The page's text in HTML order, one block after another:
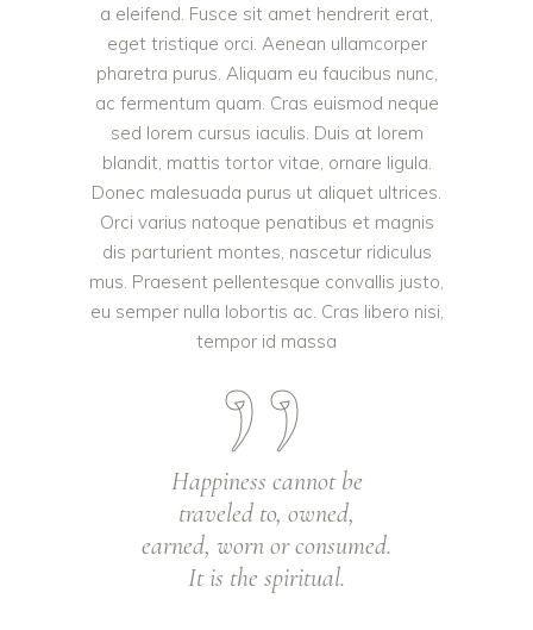
a eleifend. Fusce sit amet hendrerit erat,
eget tristique orci. Aenean ullamcorper
pharetra purus. Aliquam eu faucibus nunc,
ac fermentum quam. Cras euismod neque
sed lorem cursus iaculis. Duis at lorem
blandit, mattis tortor vitae, ornare ligula.
Donec malesuada purus ut aliquet ultrices.
Orci varius natoque penatibus et magnis
dis parturient montes, nascetur ridiculus
mus. Praesent pellentesque convallis justo,
eu semper nulla lobortis ac. Cras libero nisi,
tempor id massa
Happiness cannot be
traveled to, owned,
earned, worn or consumed.
It is the spiritual.